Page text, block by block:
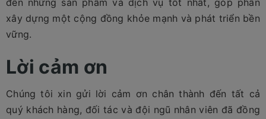
đến những sản phẩm và dịch vụ tốt nhất, góp phần
xây dựng một cộng đồng khỏe mạnh và phát triển bền
vững.
Lời cảm ơn
Chúng tôi xin gửi lời cảm ơn chân thành đến tất cả
quý khách hàng, đối tác và đội ngũ nhân viên đã đồng